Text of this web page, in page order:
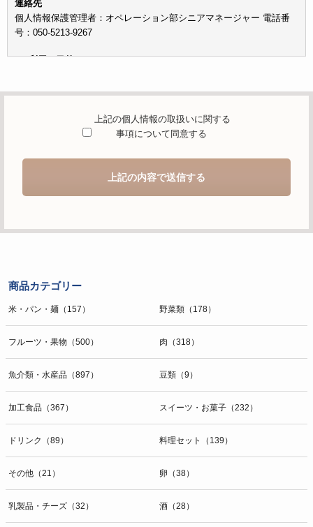
連絡先
個人情報保護管理者：オペレーション部シニアマネージャー 電話番
号：050-5213-9267
c）利用の目的
を適切に受け付け、当社が提供するサービスに関する情報を電子メー
d）個人情報を第三者に提供することが予定される場合の事項
情報を第三者に提供することはありません。
す。
的の通知・開示・内容の訂正・追加または削除・利用の停止・消去お
よび第三者への提供の停止（「開示等」といいます。）に応じます。
g）本人が個人情報を与えることの任意性及び当該情報を与えなかっ
た場合に本人に生じる結果
個人情報の提供は任意と致しますが、当社が依頼する情報の提供がな
い場合、内容が正確でない場合はサービスの提供やご対応等に支障を
きたす可能性がございますのでご了承下さい。
スログ、Cookie（クッキー）等を用いて管理しています。これらに
は、お客様のお名前、ご住所、電話番号、電子メールアドレスなど、
お客様を特定する個人情報は一切含まれておりません。
個人情報に関する問合わせ窓口
上記の個人情報の取扱いに関する
事項について同意する
上記の内容で送信する
商品カテゴリー
米・パン・麺（157） 野菜類（178）
フルーツ・果物（500） 肉（318）
魚介類・水産品（897） 豆類（9）
加工食品（367） スイーツ・お菓子（232）
ドリンク（89） 料理セット（139）
その他（21） 卵（38）
乳製品・チーズ（32） 酒（28）